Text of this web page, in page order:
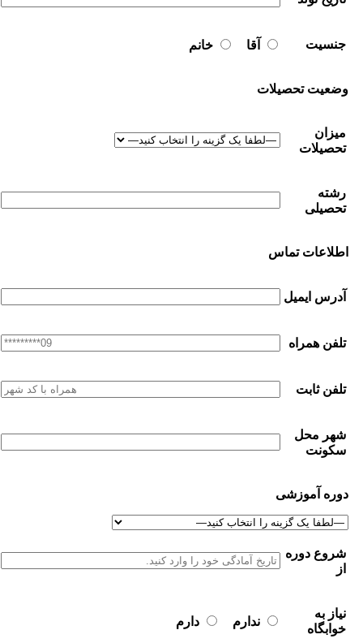
جنسیت آقا خانم
وضعیت تحصیلات
میزان
تحصیلات
رشته
تحصیلی
اطلاعات تماس
آدرس ایمیل
تلفن همراه
تلفن ثابت
شهر محل
سکونت
دوره آموزشی
شروع دوره
نیاز به
خوابگاه
ندارم دارم